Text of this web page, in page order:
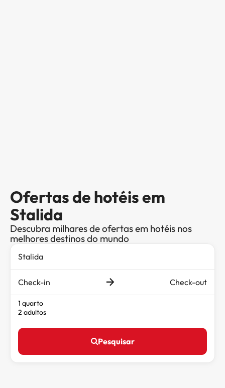
Ofertas de hotéis em
Stalida
Descubra milhares de ofertas em hotéis nos
melhores destinos do mundo
Check-in Check-out
1 quarto
2 adultos
Pesquisar